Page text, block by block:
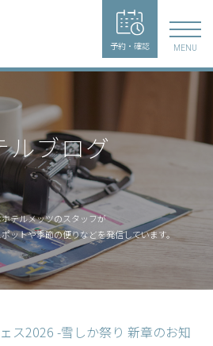
予約・確認 MENU
ルブログ
ホテルメッツのスタッフが
ットや季節の便りなどを発信しています。
ス2026 -雪しか祭り 新章のお知